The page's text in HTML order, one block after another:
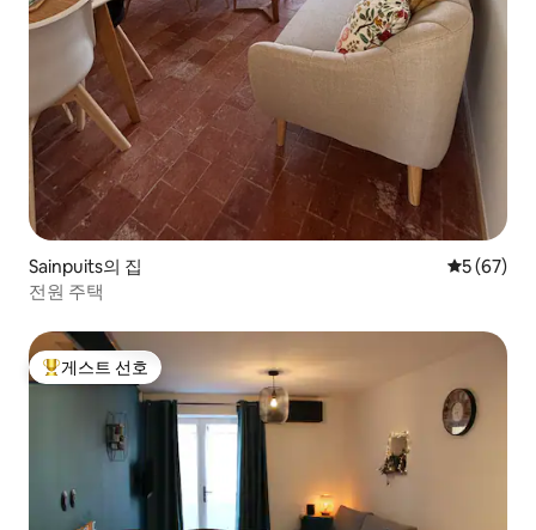
Sainpuits의 집 평점 5점(5
5 (67)
전원 주택
상위 게스트 선호
게스트 선호